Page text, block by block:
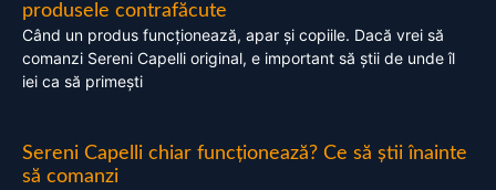
produsele contrafăcute
Când un produs funcționează, apar și copiile. Dacă vrei să
comanzi Sereni Capelli original, e important să știi de unde îl
iei ca să primești
Sereni Capelli chiar funcționează? Ce să știi înainte
să comanzi